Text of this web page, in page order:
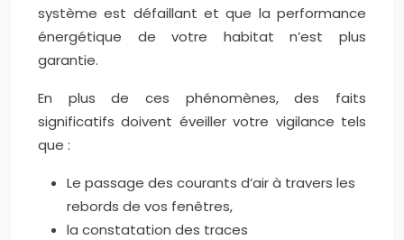
système est défaillant et que la performance
énergétique de votre habitat n’est plus
garantie.
En plus de ces phénomènes, des faits
significatifs doivent éveiller votre vigilance tels
que :
Le passage des courants d’air à travers les
rebords de vos fenêtres,
la constatation des traces